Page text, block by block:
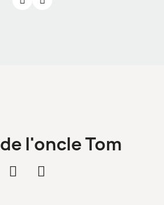
l'oncle Tom